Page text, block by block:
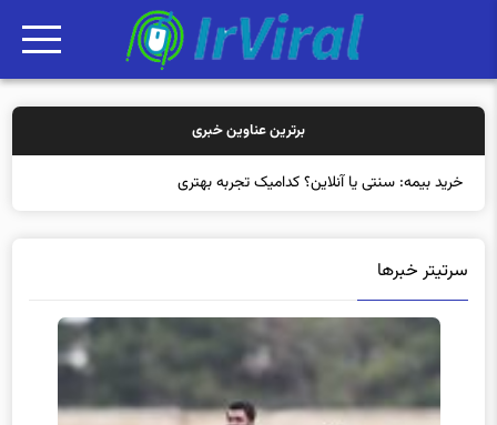
برترین عناوین خبری
خرید بیمه: سنتی یا آنلاین؟ کدامیک تجربه بهتری برای م
سرتیتر خبرها